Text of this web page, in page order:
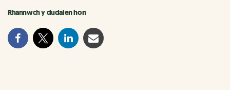
Rhannwch y dudalen hon